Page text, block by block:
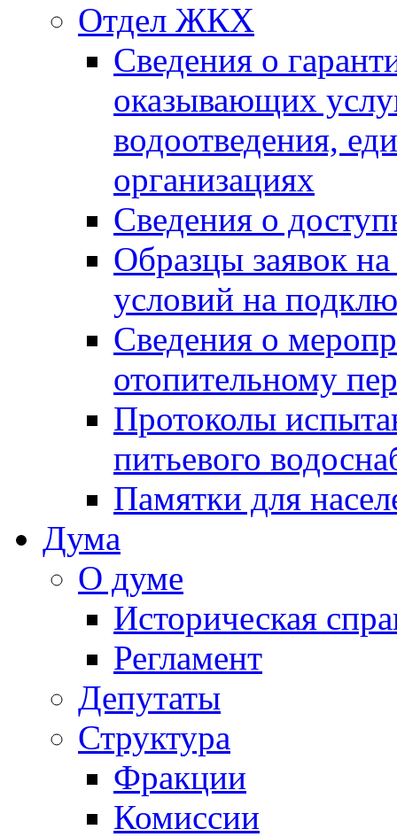
Отдел ЖКХ
Сведения о
оказывающих
водоотведения,
организациях
Сведения о
Образцы заявок
условий на
Сведения о
отопительному
Протоколы
питьевого
Памятки для
Дума
О думе
Историческая
Регламент
Депутаты
Структура
Фракции
Комиссии